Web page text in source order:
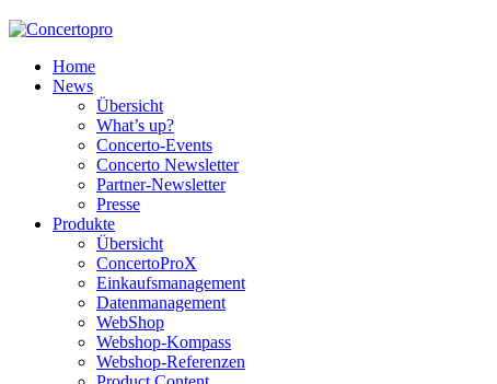
Home
News
Übersicht
What’s up?
Concerto-Events
Concerto Newsletter
Partner-Newsletter
Presse
Produkte
Übersicht
ConcertoProX
Einkaufsmanagement
Datenmanagement
WebShop
Webshop-Kompass
Webshop-Referenzen